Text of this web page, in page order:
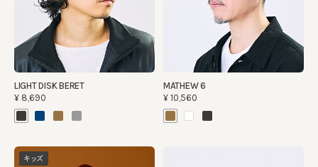
LIGHT DISK BERET
¥8,690
MATHEW 6
¥10,560
キッズ